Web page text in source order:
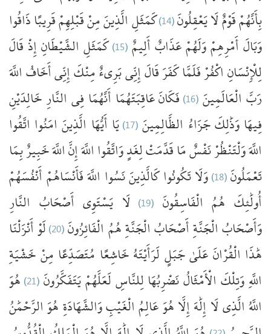
بِأَنَّهُمْقَوْمٌلَايَعْقِلُونَ(14) كَمَثَلِالَّذِينَمِنْقَبْلِهِمْقَرِيبًاذَاقُوا
وَبَالَأَمْرِهِمْوَلَهُمْعَذَابٌأَلِيمٌ(15) كَمَثَلِالشَّيْطَانِإِذْقَالَ
لِلْإِنْسَانِاكْفُرْفَلَمَّاكَفَرَقَالَإِنِّيبَرِيءٌمِنْكَإِنِّيأَخَافُاللَّهَ
رَبَّالْعَالَمِينَ(16) فَكَانَعَاقِبَتَهُمَاأَنَّهُمَافِيالنَّارِخَالِدَيْنِ
فِيهَاوَذَٰلِكَجَزَاءُ الظَّالِمِينَ(17) يَا أَيُّهَا الَّذِينَ امَنُوا اتَّقُوا
اللَّهَوَلْتَنْظُرْنَفْسٌمَاقَدَّمَتْلِغَدٍوَاتَّقُوااللَّهَإِنَّاللَّهَخَبِيرٌبِمَا
تَعْمَلُونَ(18) وَلَاتَكُونُواكَالَّذِينَنَسُوا اللَّهَفَأَنْسَاهُمْأَنْفُسَهُمْ
أُولَٰئِكَ هُمُ الْفَاسِقُونَ (19) لَا يَسْتَوِي أَصْحَابُ النَّارِ
وَأَصْحَابُالْجَنَّةِأَصْحَابُالْجَنَّةِهُمُالْفَائِزُونَ(20) لَوْأَنْزَلْنَا
هَٰذَا الْقُرْانَعَلَىٰجَبَلٍلَرَأَيْتَهُخَاشِعًا مُتَصَدِّعًامِنْخَشْيَةِ
اللَّهِوَتِلْكَالْأَمْثَالُنَضْرِبُهَالِلنَّاسِلَعَلَّهُمْيَتَفَكَّرُونَ(21) هُوَ
اللَّهُالَّذِيلَاإِلَٰهَإِلَّاهُوَعَالِمُالْغَيْبِوَالشَّهَادَةِهُوَالرَّحْمَٰنُ